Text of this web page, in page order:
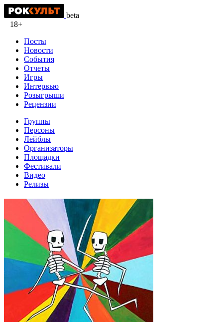
beta
18+
Посты
Новости
События
Отчеты
Игры
Интервью
Розыгрыши
Рецензии
Группы
Персоны
Лейблы
Организаторы
Площадки
Фестивали
Видео
Релизы